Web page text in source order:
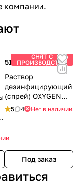
компании.
СНЯТ С
ПРОИЗВОДСТВА
510 руб.
Раствор
дезинфицирующий
(спрей) OXYGEN
PLUS, 150 мл.
5 4 Нет в наличии
Под заказ